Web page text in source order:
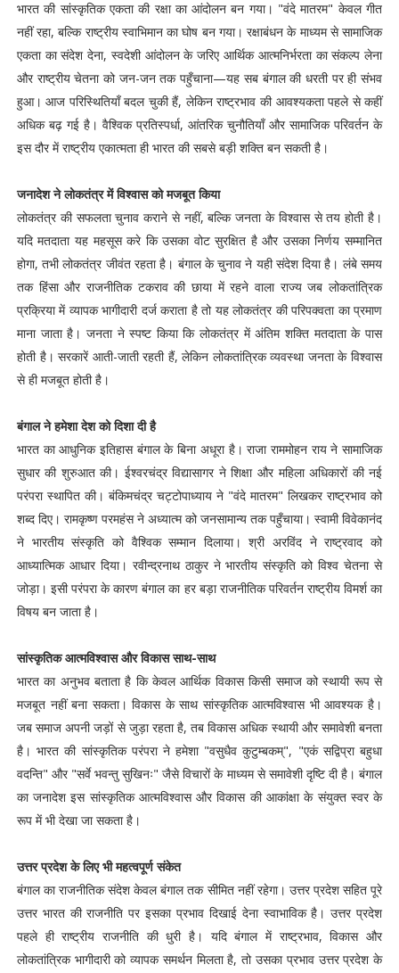
भारत की सांस्कृतिक एकता की रक्षा का आंदोलन बन गया। "वंदे मातरम" केवल गीत
नहीं रहा, बल्कि राष्ट्रीय स्वाभिमान का घोष बन गया। रक्षाबंधन के माध्यम से सामाजिक
एकता का संदेश देना, स्वदेशी आंदोलन के जरिए आर्थिक आत्मनिर्भरता का संकल्प लेना
और राष्ट्रीय चेतना को जन-जन तक पहुँचाना—यह सब बंगाल की धरती पर ही संभव
हुआ। आज परिस्थितियाँ बदल चुकी हैं, लेकिन राष्ट्रभाव की आवश्यकता पहले से कहीं
अधिक बढ़ गई है। वैश्विक प्रतिस्पर्धा, आंतरिक चुनौतियाँ और सामाजिक परिवर्तन के
इस दौर में राष्ट्रीय एकात्मता ही भारत की सबसे बड़ी शक्ति बन सकती है।
जनादेश ने लोकतंत्र में विश्वास को मजबूत किया
लोकतंत्र की सफलता चुनाव कराने से नहीं, बल्कि जनता के विश्वास से तय होती है।
यदि मतदाता यह महसूस करे कि उसका वोट सुरक्षित है और उसका निर्णय सम्मानित
होगा, तभी लोकतंत्र जीवंत रहता है। बंगाल के चुनाव ने यही संदेश दिया है। लंबे समय
तक हिंसा और राजनीतिक टकराव की छाया में रहने वाला राज्य जब लोकतांत्रिक
प्रक्रिया में व्यापक भागीदारी दर्ज कराता है तो यह लोकतंत्र की परिपक्वता का प्रमाण
माना जाता है। जनता ने स्पष्ट किया कि लोकतंत्र में अंतिम शक्ति मतदाता के पास
होती है। सरकारें आती-जाती रहती हैं, लेकिन लोकतांत्रिक व्यवस्था जनता के विश्वास
से ही मजबूत होती है।
बंगाल ने हमेशा देश को दिशा दी है
भारत का आधुनिक इतिहास बंगाल के बिना अधूरा है। राजा राममोहन राय ने सामाजिक
सुधार की शुरुआत की। ईश्वरचंद्र विद्यासागर ने शिक्षा और महिला अधिकारों की नई
परंपरा स्थापित की। बंकिमचंद्र चट्टोपाध्याय ने "वंदे मातरम" लिखकर राष्ट्रभाव को
शब्द दिए। रामकृष्ण परमहंस ने अध्यात्म को जनसामान्य तक पहुँचाया। स्वामी विवेकानंद
ने भारतीय संस्कृति को वैश्विक सम्मान दिलाया। श्री अरविंद ने राष्ट्रवाद को
आध्यात्मिक आधार दिया। रवीन्द्रनाथ ठाकुर ने भारतीय संस्कृति को विश्व चेतना से
जोड़ा। इसी परंपरा के कारण बंगाल का हर बड़ा राजनीतिक परिवर्तन राष्ट्रीय विमर्श का
विषय बन जाता है।
सांस्कृतिक आत्मविश्वास और विकास साथ-साथ
भारत का अनुभव बताता है कि केवल आर्थिक विकास किसी समाज को स्थायी रूप से
मजबूत नहीं बना सकता। विकास के साथ सांस्कृतिक आत्मविश्वास भी आवश्यक है।
जब समाज अपनी जड़ों से जुड़ा रहता है, तब विकास अधिक स्थायी और समावेशी बनता
है। भारत की सांस्कृतिक परंपरा ने हमेशा "वसुधैव कुटुम्बकम्", "एकं सद्विप्रा बहुधा
वदन्ति" और "सर्वे भवन्तु सुखिनः" जैसे विचारों के माध्यम से समावेशी दृष्टि दी है। बंगाल
का जनादेश इस सांस्कृतिक आत्मविश्वास और विकास की आकांक्षा के संयुक्त स्वर के
रूप में भी देखा जा सकता है।
उत्तर प्रदेश के लिए भी महत्वपूर्ण संकेत
बंगाल का राजनीतिक संदेश केवल बंगाल तक सीमित नहीं रहेगा। उत्तर प्रदेश सहित पूरे
उत्तर भारत की राजनीति पर इसका प्रभाव दिखाई देना स्वाभाविक है। उत्तर प्रदेश
पहले ही राष्ट्रीय राजनीति की धुरी है। यदि बंगाल में राष्ट्रभाव, विकास और
लोकतांत्रिक भागीदारी को व्यापक समर्थन मिलता है, तो उसका प्रभाव उत्तर प्रदेश के